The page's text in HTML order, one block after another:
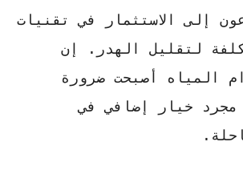
إلى الاستثمار في تقنيات
لتقليل الهدر.
إن
المياه أصبحت ضرورة
مجرد خيار إضافي في